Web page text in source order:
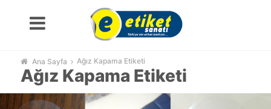
Ana Sayfa Ağız Kapama Etiketi
Ağız Kapama Etiketi